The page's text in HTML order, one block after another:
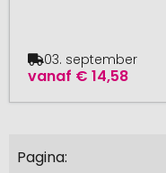
vanaf € 14,58
03. september
Pagina